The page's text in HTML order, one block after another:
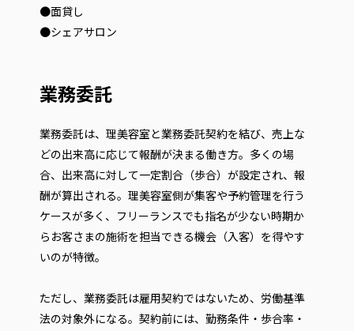
●面貸し
●シェアサロン
業務委託
業務委託は、理美容室と業務委託契約を結び、売上な
どの出来高に応じて報酬が決まる働き方。多くの場
合、出来高に対して一定割合（歩合）が設定され、報
酬が算出される。理美容室側が集客や予約管理を行う
ケースが多く、フリーランスでも指名が少ない時期か
らお客さまの施術を担当できる機会（入客）を得やす
いのが特徴。
ただし、業務委託は雇用契約ではないため、労働基準
法の対象外になる。契約前には、勤務条件・歩合率・